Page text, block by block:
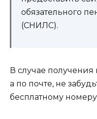
обязательного
(СНИЛС).
В случае получения
а по почте, не
бесплатному номеру